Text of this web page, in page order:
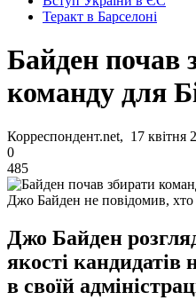
Теракт в Барселоні
Байден почав
команду для
Корреспондент.net, 17 квітня
0
485
Джо Байден не повідомив,
Джо Байден
якості кандидатів
в своїй